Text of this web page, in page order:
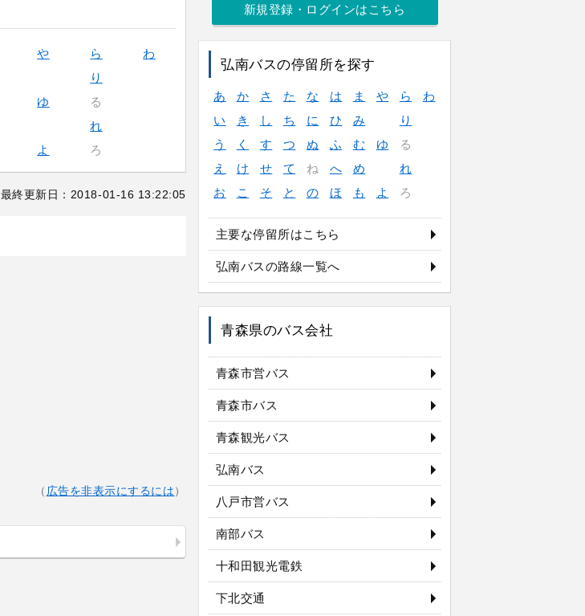
や ら
わ
り
ゆ
る
れ
よ ろ
最終更新日：2018-01-16 13:22:05
（ 広告を非表示にするには ）
新規登録・ログインはこちら
弘南バスの停留所を探す
あ か さ た な は ま や ら
わ
い
き し ち に ひ み
り
う
く す つ ぬ ふ む ゆ
る
え
け せ て ね へ め
れ
お
こ そ と の ほ も よ ろ
主要な停留所はこちら
弘南バスの路線一覧へ
青森県のバス会社
青森市営バス
青森市バス
青森観光バス
弘南バス
八戸市営バス
南部バス
十和田観光電鉄
下北交通